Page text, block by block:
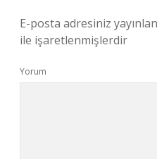
E-posta adresiniz
ile işaretlenmişlerdir
Yorum